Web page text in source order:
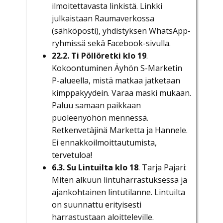
ilmoitettavasta linkistä. Linkki
julkaistaan Raumaverkossa
(sähköposti), yhdistyksen WhatsApp-
ryhmissä sekä Facebook-sivulla.
22.2. Ti Pöllöretki klo 19.
Kokoontuminen Äyhön S-Marketin
P-alueella, mistä matkaa jatketaan
kimppakyydein. Varaa maski mukaan.
Paluu samaan paikkaan
puoleenyöhön mennessä.
Retkenvetäjinä Marketta ja Hannele.
Ei ennakkoilmoittautumista,
tervetuloa!
6.3. Su Lintuilta klo 18. Tarja Pajari:
Miten alkuun lintuharrastuksessa ja
ajankohtainen lintutilanne. Lintuilta
on suunnattu erityisesti
harrastustaan aloitteleville.